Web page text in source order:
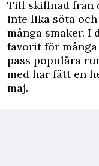
Till skillnad från
inte lika söta
många smaker. I
favorit för
pass populära
med har fått en
maj.